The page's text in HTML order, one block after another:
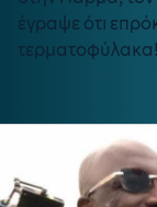
έγραψε ότι